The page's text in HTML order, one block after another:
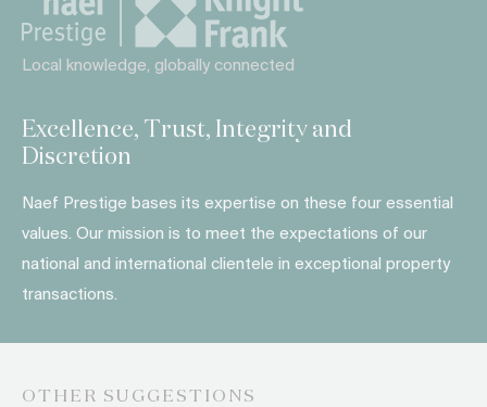
Local knowledge, globally connected
Excellence, Trust, Integrity and
Discretion
Naef Prestige bases its expertise on these four essential
values. Our mission is to meet the expectations of our
national and international clientele in exceptional property
transactions.
OTHER SUGGESTIONS